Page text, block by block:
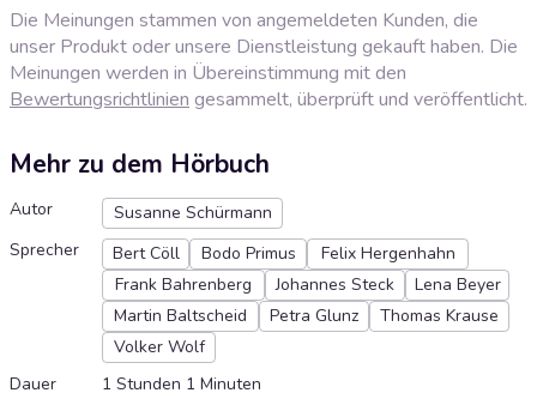
Die Meinungen stammen von angemeldeten Kunden, die
unser Produkt oder unsere Dienstleistung gekauft haben. Die
Meinungen werden in Übereinstimmung mit den
Bewertungsrichtlinien gesammelt, überprüft und veröffentlicht.
Mehr zu dem Hörbuch
Autor
Susanne Schürmann
Sprecher
Bert Cöll Bodo Primus
Felix Hergenhahn
Frank Bahrenberg
Johannes Steck
Lena Beyer
Martin Baltscheid
Petra Glunz
Thomas Krause
Volker Wolf
Dauer
1 Stunden 1 Minuten